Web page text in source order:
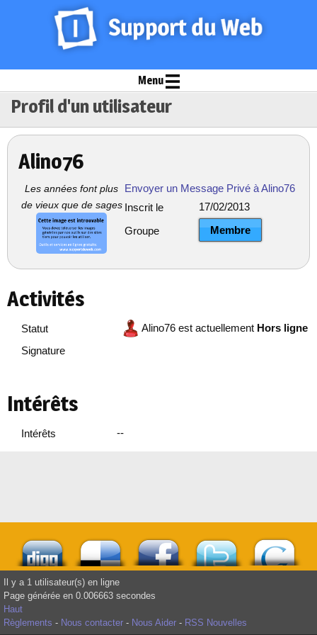
Menu
Profil d'un utilisateur
Alino76
Les années font plus
de vieux que de sages
Envoyer un Message Privé à Alino76
Inscrit le
17/02/2013
Groupe Membre
Activités
Statut Alino76 est actuellement Hors ligne
Signature
Intérêts
Intérêts --
Il y a 1 utilisateur(s) en ligne
Page générée en 0.006663 secondes
Haut
Règlements - Nous contacter - Nous Aider - RSS Nouvelles